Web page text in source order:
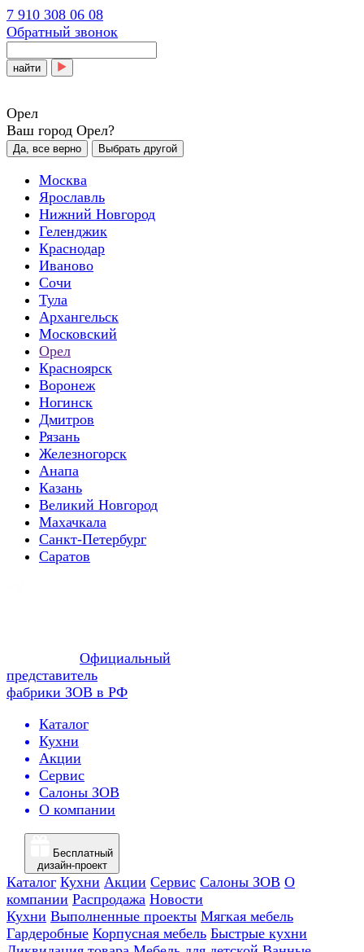
7 910 308 06 08
Обратный звонок
найти
Орел
Ваш город Орел?
Да, все верно Выбрать другой
Москва
Ярославль
Нижний Новгород
Геленджик
Краснодар
Иваново
Сочи
Тула
Архангельск
Московский
Орел
Красноярск
Воронеж
Ногинск
Дмитров
Рязань
Железногорск
Анапа
Казань
Великий Новгород
Махачкала
Санкт-Петербург
Саратов
Официальный
представитель
фабрики ЗОВ в РФ
Каталог
Кухни
Акции
Сервис
Салоны ЗОВ
О компании
Бесплатный
дизайн-проект
Каталог Кухни Акции Сервис Салоны ЗОВ О
компании Распродажа Новости
Кухни Выполненные проекты Мягкая мебель
Гардеробные Корпусная мебель Быстрые кухни